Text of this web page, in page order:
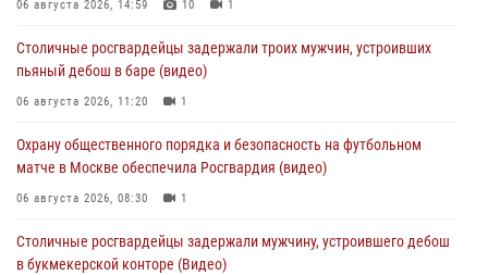
06 августа 2026, 14:59 10 1
Столичные росгвардейцы задержали троих мужчин, устроивших
пьяный дебош в баре (видео)
06 августа 2026, 11:20 1
Охрану общественного порядка и безопасность на футбольном
матче в Москве обеспечила Росгвардия (видео)
06 августа 2026, 08:30 1
Столичные росгвардейцы задержали мужчину, устроившего дебош
в букмекерской конторе (Видео)